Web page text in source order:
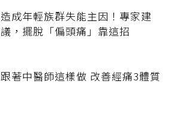
造成年輕族群失能主因！專家建
議，擺脫「偏頭痛」靠這招
跟著中醫師這樣做 改善經痛3體質